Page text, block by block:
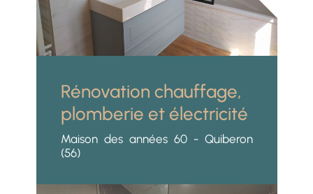
Rénovation chauffage,
plomberie et électricité
Maison des années 60 - Quiberon
(56)